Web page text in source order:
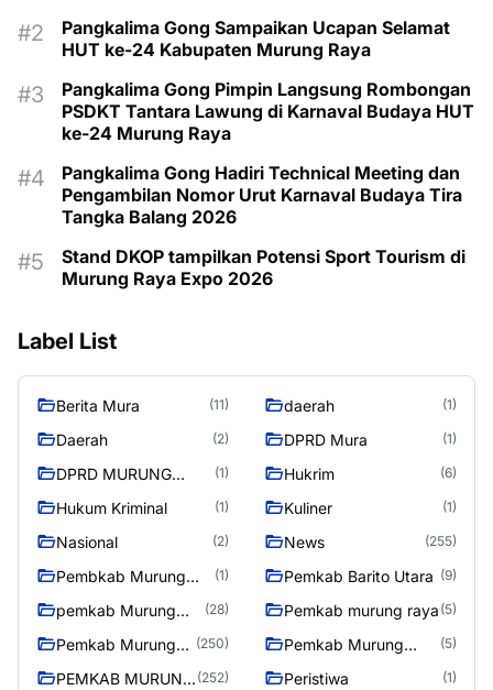
Pangkalima Gong Sampaikan Ucapan Selamat
HUT ke-24 Kabupaten Murung Raya
Pangkalima Gong Pimpin Langsung Rombongan
PSDKT Tantara Lawung di Karnaval Budaya HUT
ke-24 Murung Raya
Pangkalima Gong Hadiri Technical Meeting dan
Pengambilan Nomor Urut Karnaval Budaya Tira
Tangka Balang 2026
Stand DKOP tampilkan Potensi Sport Tourism di
Murung Raya Expo 2026
Label List
Berita Mura (11) daerah (1)
Daerah (2) DPRD Mura (1)
DPRD MURUNG
(1) Hukrim (6)
Hukum Kriminal (1) Kuliner (1)
Nasional (2) News (255)
Pembkab Murung
(1) Pemkab Barito Utara (9)
pemkab Murung
(28) Pemkab murung raya (5)
Pemkab Murung
(250)
Pemkab Murung
(5)
PEMKAB MURUNG (252) Peristiwa (1)